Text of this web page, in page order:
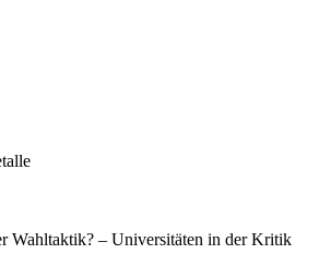
Wahltaktik? – Universitäten in der Kritik